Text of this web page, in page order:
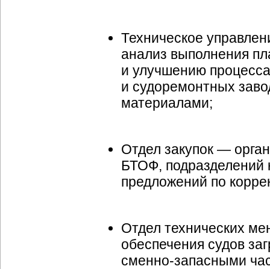
Техническое
анализ выполнения
и улучшению
и судоремонтных
материалами;
Отдел закупок —
БТОФ, подразделений
предложений по
Отдел технических
обеспечения судов
сменно-запасными